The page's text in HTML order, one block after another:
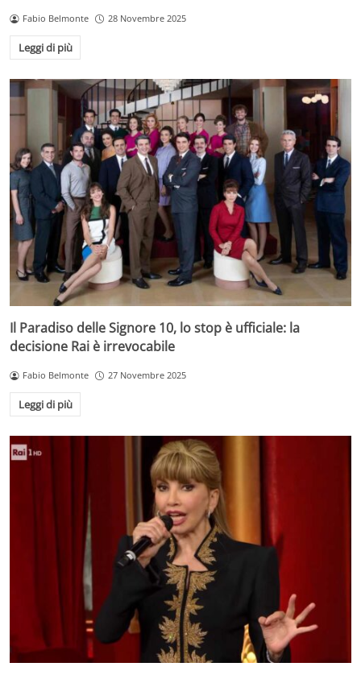
Fabio Belmonte 28 Novembre 2025
Leggi di più
Il Paradiso delle Signore 10, lo stop è ufficiale: la
decisione Rai è irrevocabile
Fabio Belmonte 27 Novembre 2025
Leggi di più